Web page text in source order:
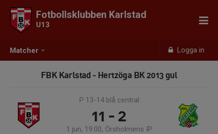
Matcher Logga in
Fotbollsklubben Karlstad
U13
FBK Karlstad - Hertzöga BK 2013 gul
P 13-14 blå central
11 - 2
1 jun, 19:00, Örsholmens IP